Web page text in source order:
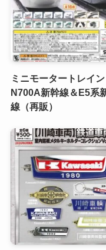
ミニモータートレイン
N700A新幹線＆E5系
線（再販）